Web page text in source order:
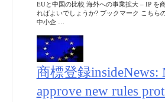
EUと中国の比較 海外への事業拡大 – IP を
ればよいでしょうか? ブックマーク こちら
中小企 …
商標登録insideNews:
approve new rules